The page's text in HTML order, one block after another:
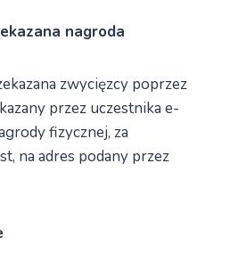
nagroda
zwycięzcy poprzez
przez uczestnika e-
fizycznej, za
na adres podany przez